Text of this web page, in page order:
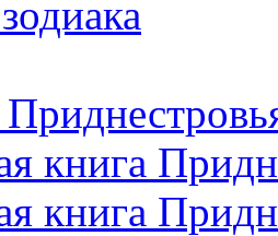
книга
книга